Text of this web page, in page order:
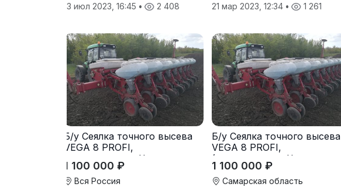
13 июл 2023, 16:45 • 2 408
21 мар 2023, 12:34 • 1 261
Б/у Сеялка точного высева
VEGA 8 PROFI,
(производство Червона
Зирка), 2016 г., в отличном
состоянии
1 100 000 ₽
Вся Россия
Б/у Сеялка точного высева
VEGA 8 PROFI,
(производство Червона
Зирка), 2016 г., в отличном
состоянии
1 100 000 ₽
Самарская область